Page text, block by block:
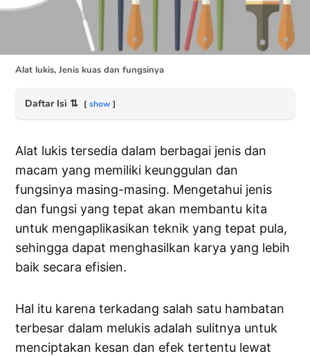
Alat lukis, Jenis kuas dan fungsinya
Daftar Isi ⇅ show
Alat lukis tersedia dalam berbagai jenis dan
macam yang memiliki keunggulan dan
fungsinya masing-masing. Mengetahui jenis
dan fungsi yang tepat akan membantu kita
untuk mengaplikasikan teknik yang tepat pula,
sehingga dapat menghasilkan karya yang lebih
baik secara efisien.
Hal itu karena terkadang salah satu hambatan
terbesar dalam melukis adalah sulitnya untuk
menciptakan kesan dan efek tertentu lewat